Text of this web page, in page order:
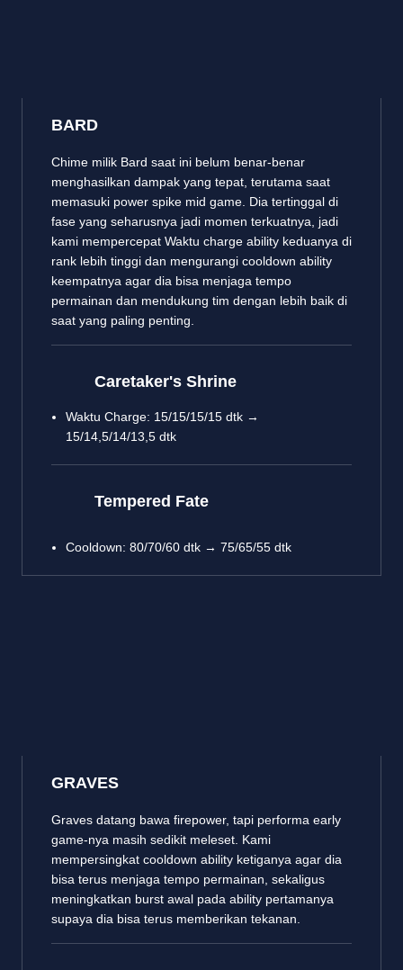
BARD
Chime milik Bard saat ini belum benar-benar
menghasilkan dampak yang tepat, terutama saat
memasuki power spike mid game. Dia tertinggal di
fase yang seharusnya jadi momen terkuatnya, jadi
kami mempercepat Waktu charge ability keduanya di
rank lebih tinggi dan mengurangi cooldown ability
keempatnya agar dia bisa menjaga tempo
permainan dan mendukung tim dengan lebih baik di
saat yang paling penting.
Caretaker's Shrine
Waktu Charge: 15/15/15/15 dtk →
15/14,5/14/13,5 dtk
Tempered Fate
Cooldown: 80/70/60 dtk → 75/65/55 dtk
GRAVES
Graves datang bawa firepower, tapi performa early
game-nya masih sedikit meleset. Kami
mempersingkat cooldown ability ketiganya agar dia
bisa terus menjaga tempo permainan, sekaligus
meningkatkan burst awal pada ability pertamanya
supaya dia bisa terus memberikan tekanan.